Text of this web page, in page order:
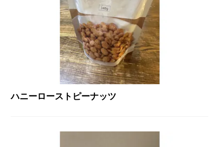
ハニーローストピーナッツ